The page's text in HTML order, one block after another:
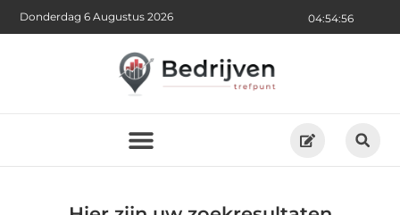
04:54:56
Donderdag 6 Augustus 2026